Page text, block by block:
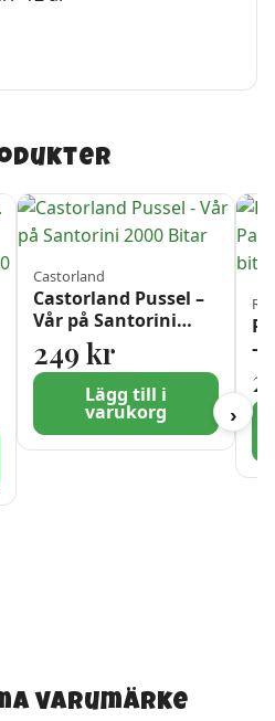
Castorland
Castorland Pussel –
Vår på Santorini
2000 Bitar
249 kr
Lägg till i
varukorg
–
›
varumärke